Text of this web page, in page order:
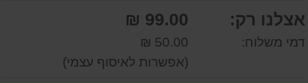
אצלנו רק: 99.00 ₪
דמי משלוח:
50.00 ₪
(אפשרות לאיסוף עצמי)